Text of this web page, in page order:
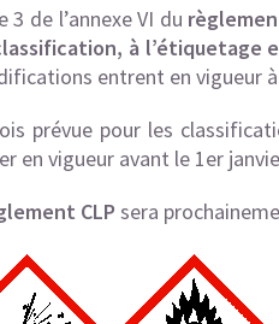
de l’annexe VI du
à l’étiquetage
entrent en vigueur
prévue pour les
en vigueur avant le 1er
CLP sera